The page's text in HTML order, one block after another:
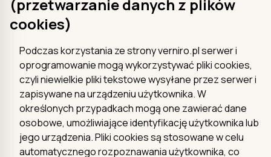
(przetwarzanie danych z plików
cookies)
Podczas korzystania ze strony verniro.pl serwer i
oprogramowanie mogą wykorzystywać pliki cookies,
czyli niewielkie pliki tekstowe wysyłane przez serwer i
zapisywane na urządzeniu użytkownika. W
określonych przypadkach mogą one zawierać dane
osobowe, umożliwiające identyfikację użytkownika lub
jego urządzenia. Pliki cookies są stosowane w celu
automatycznego rozpoznawania użytkownika, co